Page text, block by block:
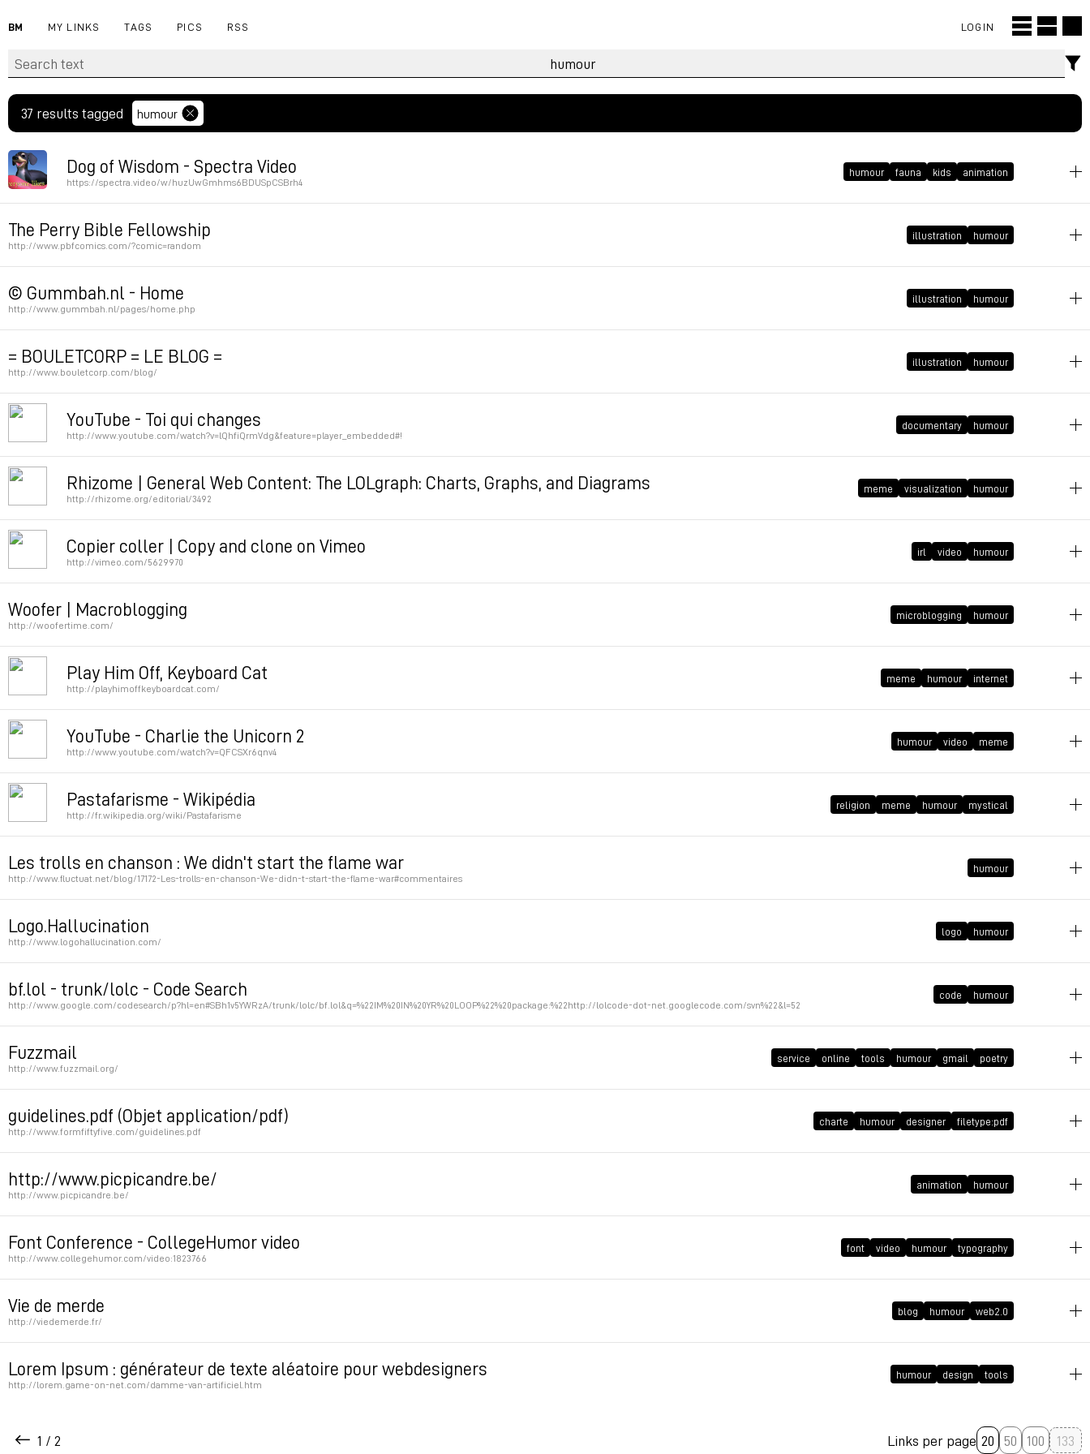
BM MY LINKS TAGS PICS RSS LOGIN
37 results tagged humour
Dog of Wisdom - Spectra Video
https://spectra.video/w/huzUwGmhms6BDUSpCSBrh4
humour fauna kids animation
The Perry Bible Fellowship
http://www.pbfcomics.com/?comic=random
illustration humour
© Gummbah.nl - Home
http://www.gummbah.nl/pages/home.php
illustration humour
= BOULETCORP = LE BLOG =
http://www.bouletcorp.com/blog/
illustration humour
Permalink
YouTube - Toi qui changes
http://www.youtube.com/watch?v=lQhfiQrmVdg&feature=player_embedded#!
documentary humour
Permalink
Rhizome | General Web Content: The LOLgraph: Charts, Graphs, and Diagrams
http://rhizome.org/editorial/3492
meme visualization humour
Permalink
Copier coller | Copy and clone on Vimeo
http://vimeo.com/5629970
irl video humour
Woofer | Macroblogging
http://woofertime.com/
microblogging humour
Permalink
Play Him Off, Keyboard Cat
http://playhimoffkeyboardcat.com/
meme humour internet
Permalink
YouTube - Charlie the Unicorn 2
http://www.youtube.com/watch?v=QFCSXr6qnv4
humour video meme
Permalink
Pastafarisme - Wikipédia
http://fr.wikipedia.org/wiki/Pastafarisme
religion meme humour mystical
Les trolls en chanson : We didn't start the flame war
http://www.fluctuat.net/blog/17172-Les-trolls-en-chanson-We-didn-t-start-the-flame-war#commentaires
humour
Logo.Hallucination
http://www.logohallucination.com/
logo humour
bf.lol - trunk/lolc - Code Search
http://www.google.com/codesearch/p?hl=en#SBh1v5YWRzA/trunk/lolc/bf.lol&q=%22IM%20IN%20YR%20LOOP%22%20package:%22http://lolcode-dot-net.googlecode.com/svn%22&l=52
code humour
Fuzzmail
http://www.fuzzmail.org/
service online tools humour gmail poetry
guidelines.pdf (Objet application/pdf)
http://www.formfiftyfive.com/guidelines.pdf
charte humour designer filetype:pdf
http://www.picpicandre.be/
http://www.picpicandre.be/
animation humour
Font Conference - CollegeHumor video
http://www.collegehumor.com/video:1823766
font video humour typography
Vie de merde
http://viedemerde.fr/
blog humour web2.0
Lorem Ipsum : générateur de texte aléatoire pour webdesigners
http://lorem.game-on-net.com/damme-van-artificiel.htm
humour design tools
1 / 2 Links per page 20 50 100